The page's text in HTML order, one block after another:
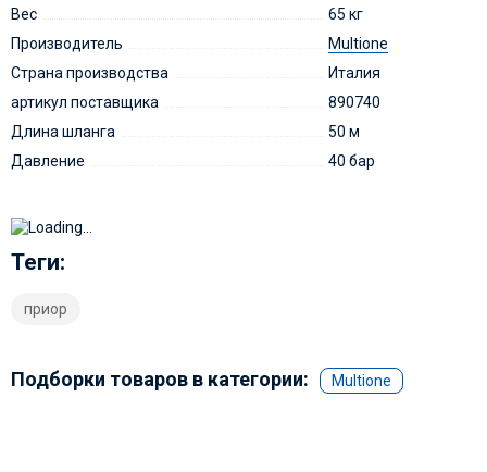
Вес
65 кг
Производитель
Multione
Страна производства
Италия
артикул поставщика
890740
Длина шланга
50 м
Давление
40 бар
Теги:
приор
Подборки товаров в категории: Multione